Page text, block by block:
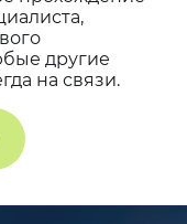
другие
на связи.